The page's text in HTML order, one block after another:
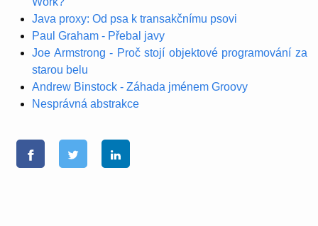
Java proxy: Od psa k transakčnímu psovi
Paul Graham - Přebal javy
Joe Armstrong - Proč stojí objektové programování za
starou belu
Andrew Binstock - Záhada jménem Groovy
Nesprávná abstrakce